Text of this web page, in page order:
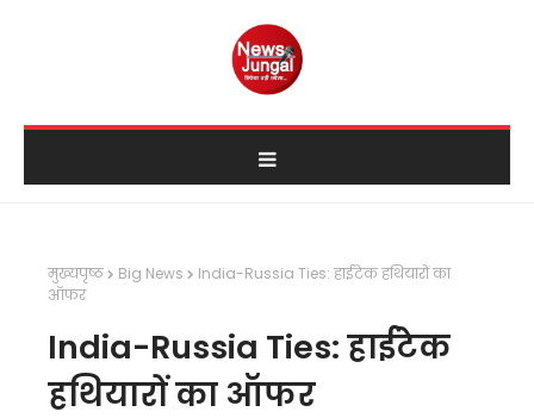
मुख्यपृष्ठ Big News
India-Russia Ties: हाईटेक हथियारों का
ऑफर
India-Russia Ties: हाईटेक
हथियारों का ऑफर